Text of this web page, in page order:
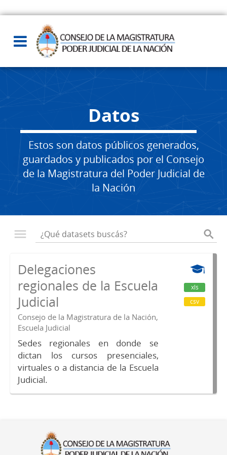
Datos
Estos son datos públicos generados,
guardados y publicados por el Consejo
de la Magistratura del Poder Judicial de
la Nación
Delegaciones
regionales de la Escuela
Judicial
Consejo de la Magistratura de la Nación,
Escuela Judicial
Sedes regionales en donde se
dictan los cursos presenciales,
virtuales o a distancia de la Escuela
Judicial.
xls
csv